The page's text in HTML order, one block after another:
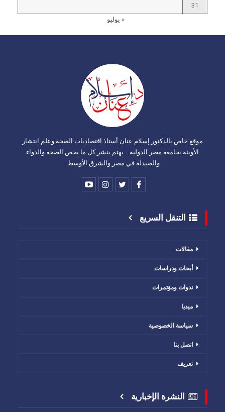
31
« يوليو
موقع خاص بالدكتور إسلام عنان أستاذ اقتصاديات الصحة وعلم انتشار
الأوبئة بجامعة مصر الدولية .. يهتم بنشر كل ما يخص الصحة والدواء
والصيدلة في مصر والشرق الأوسط.
التنقل السريع
مقالات
أبحاث ودراسات
ندوات ومؤتمرات
ميديا
سياسة الخصوصية
اتصل بنا
تعريف
النشرة الإخبارية